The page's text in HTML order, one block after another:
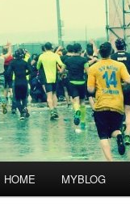
HOME MYBLOG